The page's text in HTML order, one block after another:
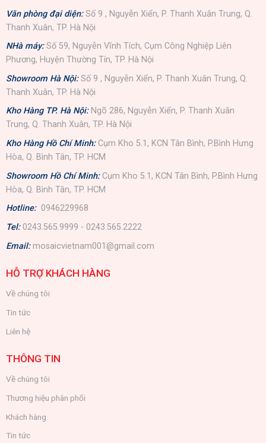
Văn phòng đại diện:Số 9 , Nguyễn Xiển, P. Thanh Xuân Trung, Q.
Thanh Xuân, TP. Hà Nội
NHà máy: Số 59, Nguyễn Vĩnh Tích, Cụm Công Nghiệp Liên
Phương, Huyện Thường Tín, TP. Hà Nội
Showroom Hà Nội: Số 9 , Nguyễn Xiển, P. Thanh Xuân Trung, Q.
Thanh Xuân, TP. Hà Nội
Kho Hàng TP. Hà Nội: Ngõ 286, Nguyễn Xiển, P. Thanh Xuân
Trung, Q. Thanh Xuân, TP. Hà Nội
Kho Hàng Hồ Chí Minh: Cụm Kho 5.1, KCN Tân Bình, P.Bình Hưng
Hòa, Q. Bình Tân, TP. HCM
Showroom Hồ Chí Minh: Cụm Kho 5.1, KCN Tân Bình, P.Bình Hưng
Hòa, Q. Bình Tân, TP. HCM
Hotline: 0946229968
Tel: 0243.565.9999 - 0243.565.2222
Email: mosaicvietnam001@gmail.com
HỖ TRỢ KHÁCH HÀNG
Về chúng tôi
Tin tức
Liên hệ
THÔNG TIN
Về chúng tôi
Thương hiệu phân phối
Khách hàng
Tin tức